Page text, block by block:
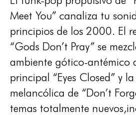
Meet You” canaliza tu
principios de los 2000. El
“Gods Don’t Pray” se
ambiente gótico-antémico
principal “Eyes Closed” y
melancólica de “Don’t
temas totalmente